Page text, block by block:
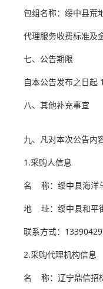
包组名称：绥中县荒
代理服务收费标准及
七、公告期限
自本公告发布之日起
八、其他补充事宜
九、凡对本次公告内
1.采购人信息
名 称：绥中县海洋
地 址：绥中县和平
联系方式：
2.采购代理机构信息
名 称：辽宁鼎信招